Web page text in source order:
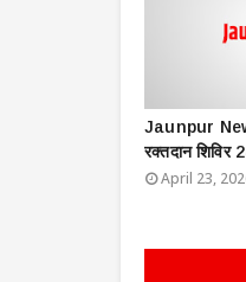
Jaunpur
रक्तदान शिविर
April 23,